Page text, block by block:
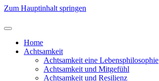
Zum Hauptinhalt springen
Home
Achtsamkeit
Achtsamkeit eine Lebensphilosophie
Achtsamkeit und Mitgefühl
Achtsamkeit und Resilienz